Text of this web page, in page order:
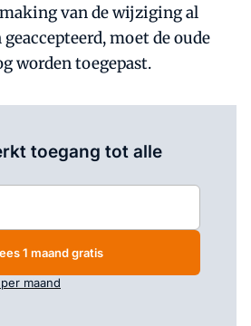
van de wijziging al
moet de oude
worden toegepast.
toegang tot alle
1 maand gratis
maand